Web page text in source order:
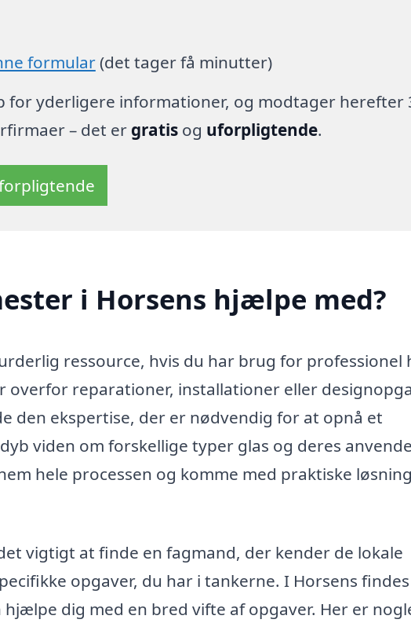
formular(det tager få minutter)
for yderligere informationer, og modtager herefter
– det er gratisog uforpligtende.
i Horsens hjælpe med?
ressource, hvis du har brug for
overfor reparationer, installationer eller
den ekspertise, der er nødvendig for at opnå et
viden om forskellige typer glas og deres
hele processen og komme med praktiske
vigtigt at finde en fagmand, der kender de lokale
opgaver, du har i tankerne. I Horsens
dig med en bred vifte af opgaver. Her er